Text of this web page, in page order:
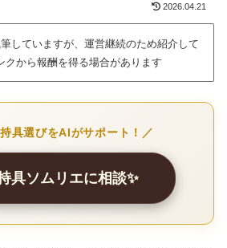
2026.04.21
していますが、運営継続のため紹介して
クから報酬を得る場合があります
具選びをAIがサポート！／
具ソムリエに相談✨